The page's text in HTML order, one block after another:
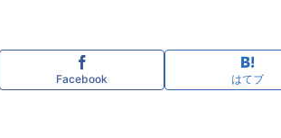
Facebook はてブ